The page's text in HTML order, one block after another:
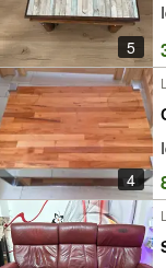
5
4